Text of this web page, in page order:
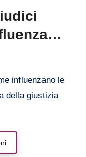
influenzano le
della giustizia